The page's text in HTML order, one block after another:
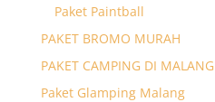
Paket Paintball
PAKET BROMO MURAH
PAKET CAMPING DI MALANG
Paket Glamping Malang